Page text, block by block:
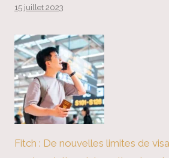
15 juillet 2023
Fitch : De nouvelles limites de